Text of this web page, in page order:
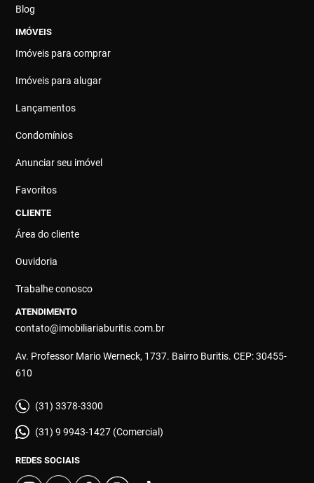
Blog
IMÓVEIS
Imóveis para comprar
Imóveis para alugar
Lançamentos
Condomínios
Anunciar seu imóvel
Favoritos
CLIENTE
Área do cliente
Ouvidoria
Trabalhe conosco
ATENDIMENTO
contato@imobiliariaburitis.com.br
Av. Professor Mario Werneck, 1737. Bairro Buritis. CEP: 30455-
610
(31) 3378-3300
(31) 9 9943-1427 (Comercial)
REDES SOCIAIS